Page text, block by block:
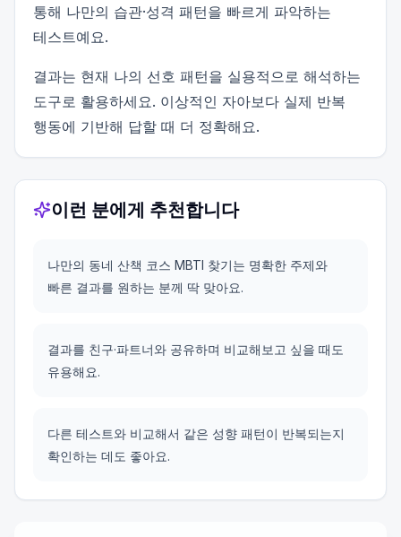
통해 나만의 습관·성격 패턴을 빠르게 파악하는
테스트예요.
결과는 현재 나의 선호 패턴을 실용적으로 해석하는
도구로 활용하세요. 이상적인 자아보다 실제 반복
행동에 기반해 답할 때 더 정확해요.
이런 분에게 추천합니다
나만의 동네 산책 코스 MBTI 찾기는 명확한 주제와
빠른 결과를 원하는 분께 딱 맞아요.
결과를 친구·파트너와 공유하며 비교해보고 싶을 때도
유용해요.
다른 테스트와 비교해서 같은 성향 패턴이 반복되는지
확인하는 데도 좋아요.